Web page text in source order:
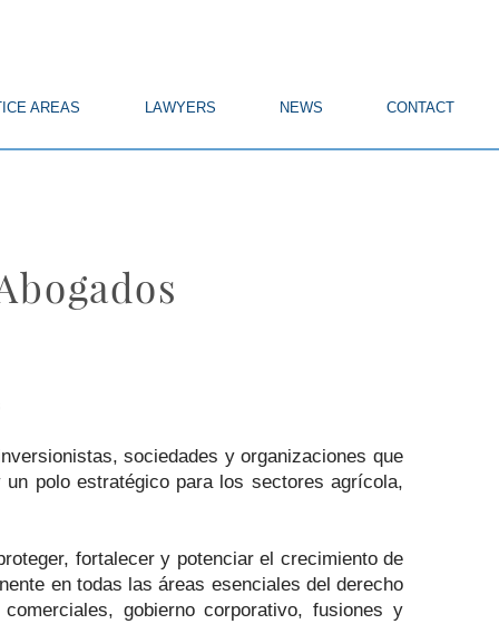
AREAS LAWYERS NEWS CONTACT
sociedades y organizaciones que
polo estratégico para los sectores agrícola,
fortalecer y potenciar el crecimiento de
en todas las áreas esenciales del derecho
gobierno corporativo, fusiones y